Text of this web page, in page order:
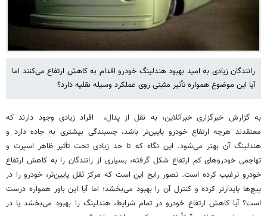
رانندگان زیادی به امید بهبود هندلینگ خودرو اقدام به کاهش ارتفاع می‌کنند اما
آیا این موضوع همواره تأثیر مثبتی روی عملکرد وسیله نقلیه دارد؟
به گزارش خبرگزاری خبرآنلاین، به نقل از پدال، افراد زیادی وجود دارند که
معتقدند هرچه ارتفاع خودرو پایین‌تر باشد، چسبندگی بیشتری به جاده دارد و
هندلینگ آن بهتر می‌شود. این نگاه که تا حد زیادی تحت تأثیر ظاهر اسپرت و
تهاجمی خودروهای کم ارتفاع شکل گرفته، بسیاری از رانندگان را به کاهش ارتفاع
خودرو ترغیب کرده است. تصور رایج این است که مرکز ثقل پایین‌تر، خودرو را در
پیچ‌ها پایدارتر کرده و کنترل آن را بهبود می‌بخشد؛ اما آیا این باور همواره درست
است؟ آیا کاهش ارتفاع خودرو در تمام شرایط، هندلینگ را بهبود می‌بخشد یا در